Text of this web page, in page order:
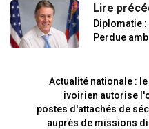
Lire
Diplomatie
Perdue
Actualité nationale :
ivoirien autorise
postes d'attachés de
auprès de missions